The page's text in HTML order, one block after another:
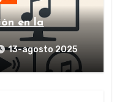
en la
13-agosto 2025